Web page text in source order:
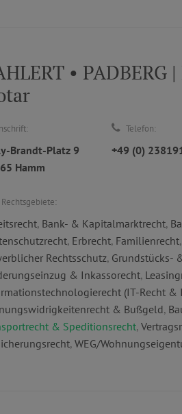
•
Brandt-Platz 9
Hamm
Telefon:
+49 (0)
Rechtsgebiete:
, Bank- & Kapitalmarktrecht,
, Erbrecht, Familienrecht,
Rechtsschutz, Grundstücks-
& Inkassorecht,
(IT-Recht &
& Bußgeld,
& Speditionsrecht,
, WEG/